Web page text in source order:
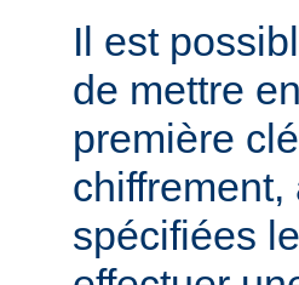
Il est
de mettre
première
spécifiées